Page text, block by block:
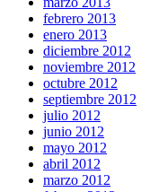
febrero 2013
enero 2013
diciembre 2012
noviembre 2012
octubre 2012
septiembre 2012
julio 2012
junio 2012
mayo 2012
abril 2012
marzo 2012